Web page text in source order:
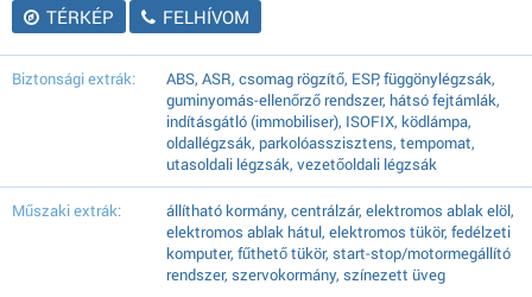
TÉRKÉP FELHÍVOM
Biztonsági extrák:
ABS, ASR, csomag rögzítő, ESP, függönylégzsák,
guminyomás-ellenőrző rendszer, hátsó fejtámlák,
indításgátló (immobiliser), ISOFIX, ködlámpa,
oldallégzsák, parkolóasszisztens, tempomat,
utasoldali légzsák, vezetőoldali légzsák
Műszaki extrák:
állítható kormány, centrálzár, elektromos ablak elöl,
elektromos ablak hátul, elektromos tükör, fedélzeti
komputer, fűthető tükör, start-stop/motormegállító
rendszer, szervokormány, színezett üveg